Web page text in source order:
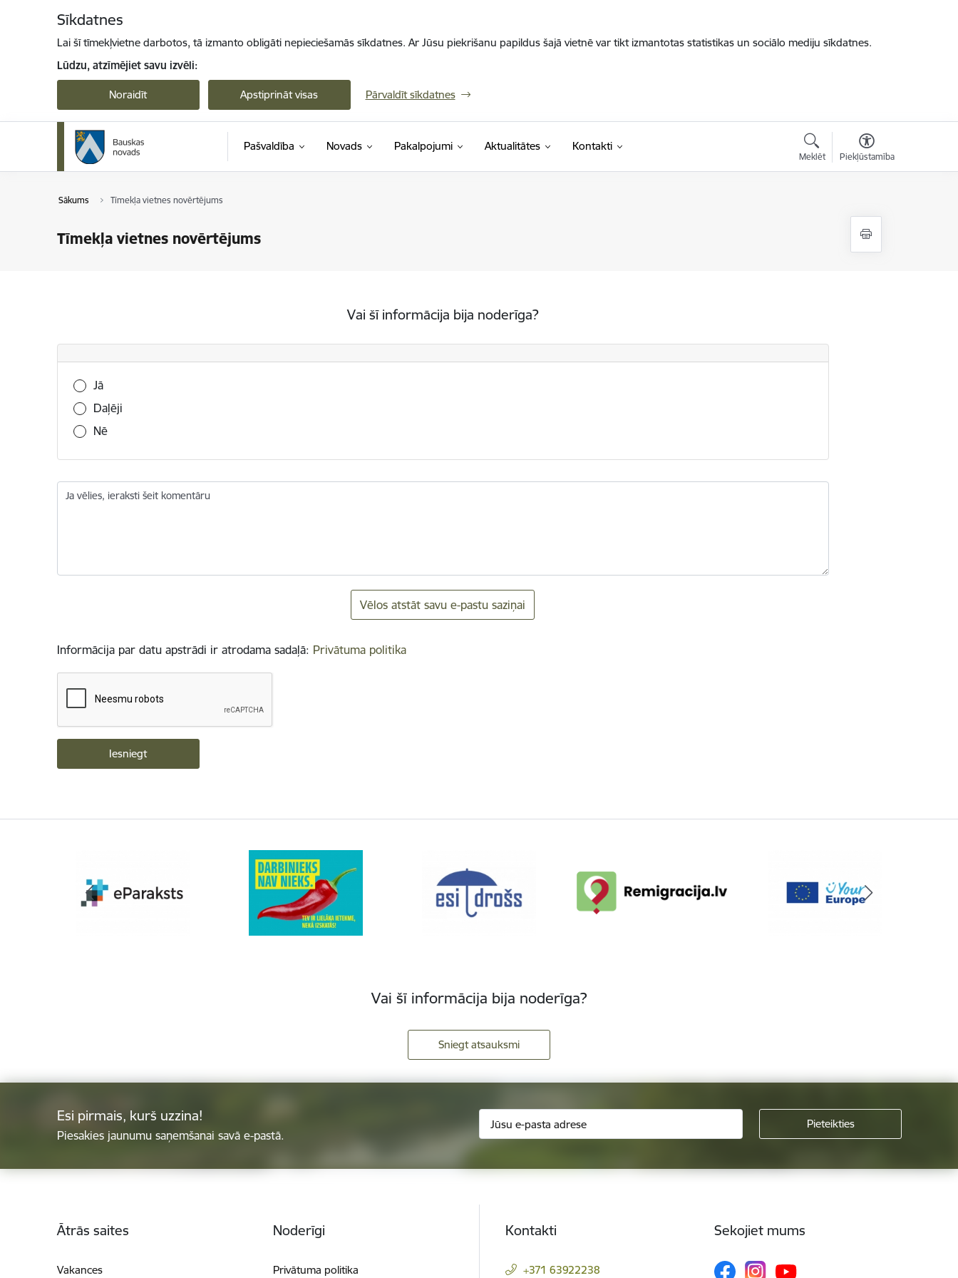
Sīkdatnes
Lai šī tīmekļvietne darbotos, tā izmanto obligāti nepieciešamās sīkdatnes. Ar Jūsu piekrišanu papildus šajā vietnē var tikt izmantotas statistikas un sociālo mediju sīkdatnes.
Lūdzu, atzīmējiet savu izvēli:
Noraidīt Apstiprināt visas Pārvaldīt sīkdatnes
Pašvaldība Novads Pakalpojumi Aktualitātes Kontakti
Meklēt Piekļūstamība
Sākums Tīmekļa vietnes novērtējums
Tīmekļa vietnes novērtējums
Vai šī informācija bija noderīga?
Vai šī informācija bija noderīga?
Jā
Daļēji
Nē
Ja vēlies, ieraksti šeit komentāru
Vēlos atstāt savu e-pastu saziņai
Informācija par datu apstrādi ir atrodama sadaļā: Privātuma politika
Vai šī informācija bija noderīga?
Sniegt atsauksmi
Esi pirmais, kurš uzzina!
Piesakies jaunumu saņemšanai savā e-pastā.
Ātrās saites
Vakances
Noderīgi
Privātuma politika
Kontakti
+371 63922238
Sekojiet mums